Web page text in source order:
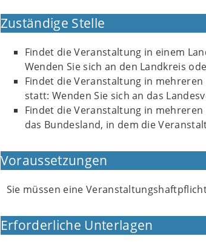
Zuständige Stelle
Findet die Veranstaltung in einem
Wenden Sie sich an den Landkreis
Findet die Veranstaltung in
statt: Wenden Sie sich an das
Findet die Veranstaltung in
das Bundesland, in dem die
Voraussetzungen
Sie müssen eine
Erforderliche Unterlagen